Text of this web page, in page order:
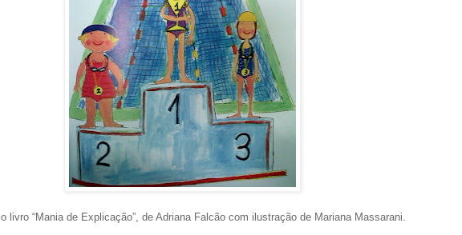
livro “Mania de Explicação”, de Adriana Falcão com ilustração de Mariana Massarani.